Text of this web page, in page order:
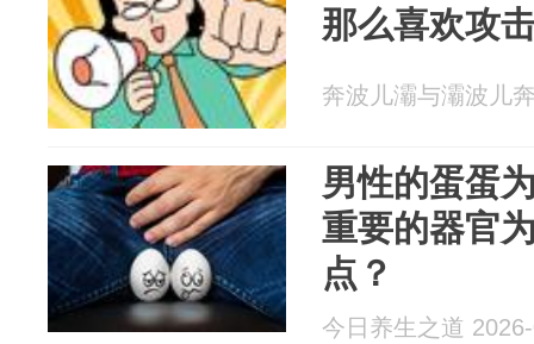
那么喜欢攻
奔波儿灞与灞波儿
男性的蛋蛋
重要的器官
点？
今日养生之道